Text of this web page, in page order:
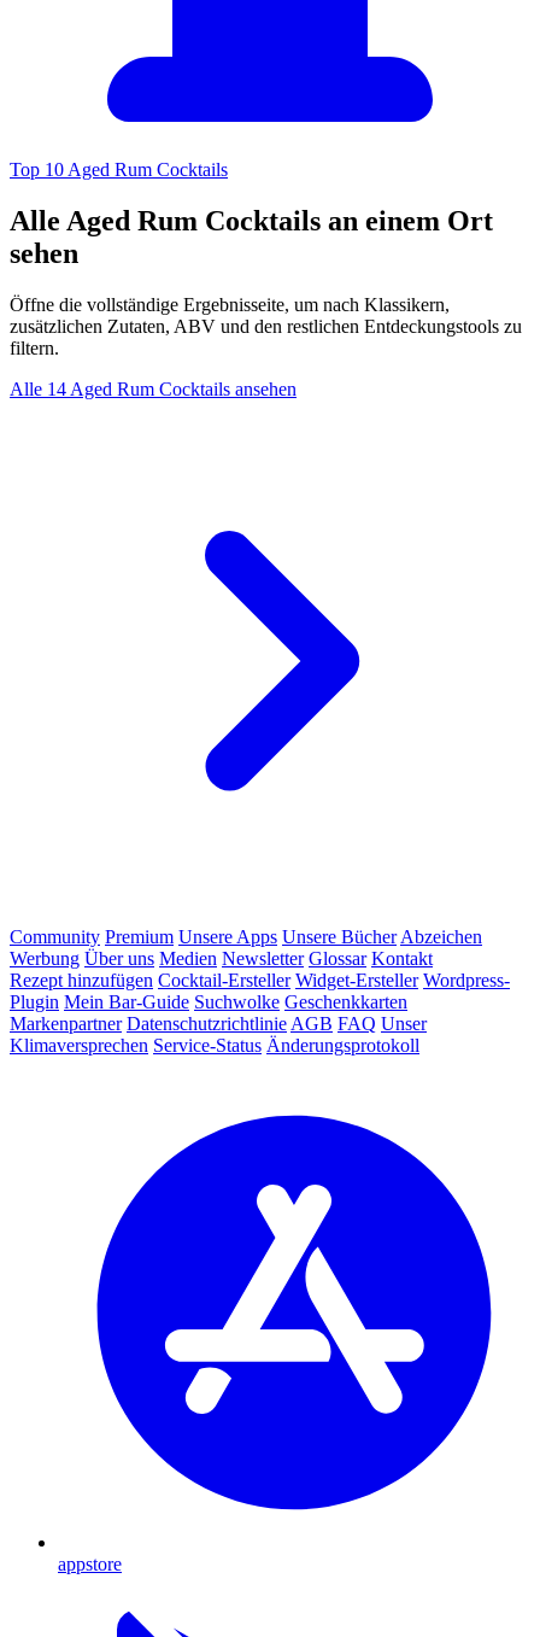
Top 10 Aged Rum Cocktails
Alle Aged Rum Cocktails an einem Ort
sehen
Öffne die vollständige Ergebnisseite, um nach Klassikern,
zusätzlichen Zutaten, ABV und den restlichen Entdeckungstools zu
filtern.
Alle 14 Aged Rum Cocktails ansehen
Community Premium Unsere Apps Unsere Bücher Abzeichen
Werbung Über uns Medien Newsletter Glossar Kontakt
Rezept hinzufügen Cocktail-Ersteller Widget-Ersteller Wordpress-
Plugin Mein Bar-Guide Suchwolke Geschenkkarten
Markenpartner Datenschutzrichtlinie AGB FAQ Unser
Klimaversprechen Service-Status Änderungsprotokoll
appstore